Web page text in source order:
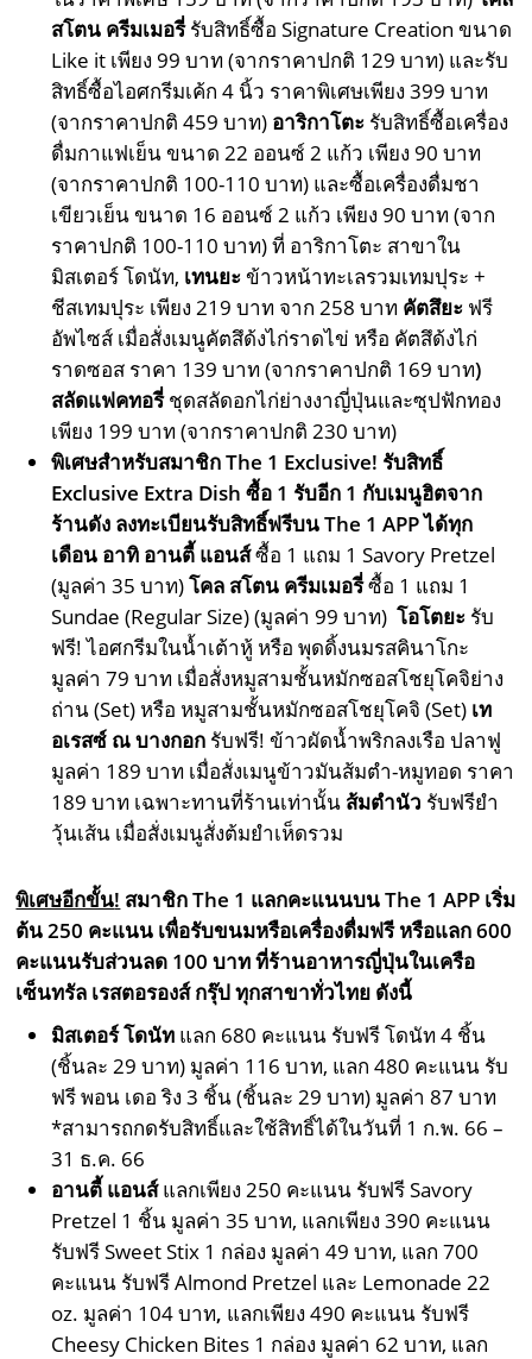
สโตน ครีมเมอรี่รับสิทธิ์ซื้อ Signature Creation ขนาด
Like it เพียง 99 บาท (จากราคาปกติ 129 บาท) และรับ
สิทธิ์ซื้อไอศกรีมเค้ก 4 นิ้ว ราคาพิเศษเพียง 399 บาท
(จากราคาปกติ 459 บาท) อาริกาโตะ รับสิทธิ์ซื้อเครื่อง
ดื่มกาแฟเย็น ขนาด 22 ออนซ์ 2 แก้ว เพียง 90 บาท
(จากราคาปกติ 100-110 บาท) และซื้อเครื่องดื่มชา
เขียวเย็น ขนาด 16 ออนซ์ 2 แก้ว เพียง 90 บาท (จาก
ราคาปกติ 100-110 บาท) ที่ อาริกาโตะ สาขาใน
มิสเตอร์ โดนัท, เทนยะข้าวหน้าทะเลรวมเทมปุระ +
ชีสเทมปุระ เพียง 219 บาท จาก 258 บาท คัตสึยะ ฟรี
อัพไซส์ เมื่อสั่งเมนูคัตสึด้งไก่ราดไข่ หรือ คัตสึด้งไก่
ราดซอส ราคา 139 บาท (จากราคาปกติ 169 บาท)
สลัดแฟคทอรี่ชุดสลัดอกไก่ย่างงาญี่ปุ่นและซุปฟักทอง
เพียง 199 บาท (จากราคาปกติ 230 บาท)
พิเศษสำหรับสมาชิกThe 1 Exclusive! รับสิทธิ์
Exclusive Extra Dish ซื้อ 1 รับอีก 1 กับเมนูฮิตจาก
ร้านดัง ลงทะเบียนรับสิทธิ์ฟรีบน The 1 APP ได้ทุก
เดือน อาทิ อานตี้ แอนส์ซื้อ 1 แถม 1 Savory Pretzel
(มูลค่า 35 บาท)โคล สโตน ครีมเมอรี่ซื้อ 1 แถม 1
Sundae (Regular Size) (มูลค่า 99 บาท) โอโตยะ รับ
ฟรี! ไอศกรีมในนํ้าเต้าหู้ หรือ พุดดิ้งนมรสคินาโกะ
มูลค่า 79 บาท เมื่อสั่งหมูสามชั้นหมักซอสโชยุโคจิย่าง
ถ่าน (Set) หรือ หมูสามชั้นหมักซอสโชยุโคจิ (Set) เท
อเรสซ์ ณ บางกอก รับฟรี! ข้าวผัดน้ำพริกลงเรือ ปลาฟู
มูลค่า 189 บาท เมื่อสั่งเมนูข้าวมันส้มตำ-หมูทอด ราคา
189 บาท เฉพาะทานที่ร้านเท่านั้น ส้มตำนัว รับฟรียำ
วุ้นเส้น เมื่อสั่งเมนูสั่งต้มยำเห็ดรวม
พิเศษอีกขั้น! สมาชิก The 1 แลกคะแนนบน The 1 APP เริ่ม
ต้น 250 คะแนน เพื่อรับขนมหรือเครื่องดื่มฟรี หรือแลก 600
คะแนนรับส่วนลด 100 บาท ที่ร้านอาหารญี่ปุ่นในเครือ
เซ็นทรัล เรสตอรองส์ กรุ๊ป ทุกสาขาทั่วไทย ดังนี้
มิสเตอร์ โดนัท แลก 680 คะแนน รับฟรี โดนัท 4 ชิ้น
(ชิ้นละ 29 บาท) มูลค่า 116 บาท, แลก 480 คะแนน รับ
ฟรี พอน เดอ ริง 3 ชิ้น (ชิ้นละ 29 บาท) มูลค่า 87 บาท
*สามารถกดรับสิทธิ์และใช้สิทธิ์ได้ในวันที่ 1 ก.พ. 66 –
31 ธ.ค. 66
อานตี้ แอนส์แลกเพียง 250 คะแนน รับฟรี Savory
Pretzel 1 ชิ้น มูลค่า 35 บาท, แลกเพียง 390 คะแนน
รับฟรี Sweet Stix 1 กล่อง มูลค่า 49 บาท, แลก 700
คะแนน รับฟรี Almond Pretzel และ Lemonade 22
oz. มูลค่า 104 บาท, แลกเพียง 490 คะแนน รับฟรี
Cheesy Chicken Bites 1 กล่อง มูลค่า 62 บาท, แลก